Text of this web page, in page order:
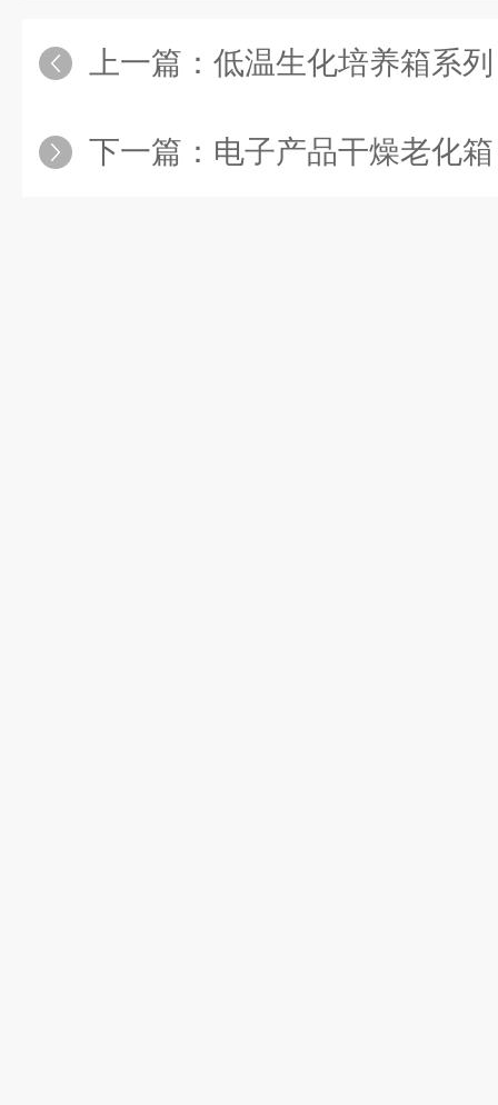
上一篇： 低温生化培养箱系列
下一篇： 电子产品干燥老化箱